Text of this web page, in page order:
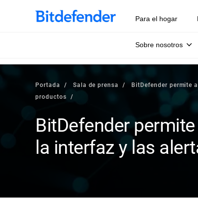
Para el hogar
Sobre nosotros
Portada Sala de prensa
BitDefender permite
productos
BitDefender
la interfaz y las